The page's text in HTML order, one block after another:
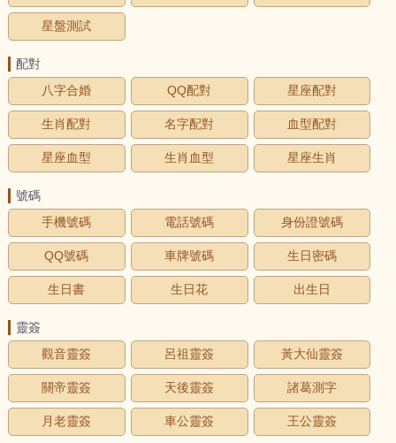
星盤測試
配對
八字合婚
QQ配對 星座配對
生肖配對 名字配對 血型配對
星座血型 生肖血型 星座生肖
號碼
手機號碼
電話號碼 身份證號碼
QQ號碼 車牌號碼 生日密碼
生日書 生日花 出生日
靈簽
觀音靈簽
呂祖靈簽 黃大仙靈簽
關帝靈簽 天後靈簽 諸葛測字
月老靈簽 車公靈簽 王公靈簽